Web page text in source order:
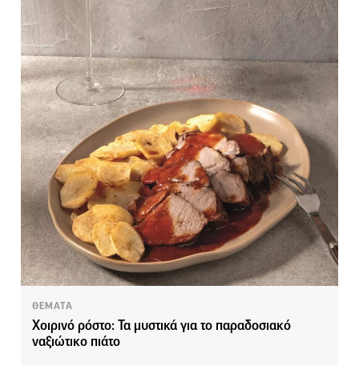
ΘΕΜΑΤΑ
Χοιρινό ρόστο: Τα μυστικά για το παραδοσιακό
ναξιώτικο πιάτο